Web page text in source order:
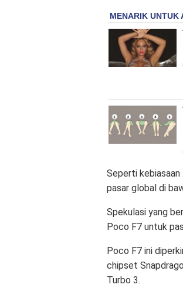
Seperti kebiasaan
pasar global di
Spekulasi yang
Poco F7 untuk
Poco F7 ini
chipset
Turbo 3.